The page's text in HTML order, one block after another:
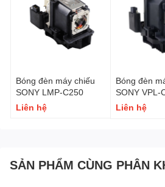
Bóng đèn máy chiếu
SONY LMP-C250
Liên hệ
Bóng đèn
SONY VPL-
Liên hệ
SẢN PHẨM CÙNG PHÂN